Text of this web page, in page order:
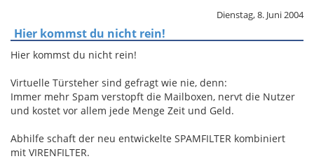
Dienstag, 8. Juni 2004
Hier kommst du nicht rein!
Hier kommst du nicht rein!
Virtuelle Türsteher sind gefragt wie nie, denn:
Immer mehr Spam verstopft die Mailboxen, nervt die Nutzer
und kostet vor allem jede Menge Zeit und Geld.
Abhilfe schaft der neu entwickelte SPAMFILTER kombiniert
mit VIRENFILTER.